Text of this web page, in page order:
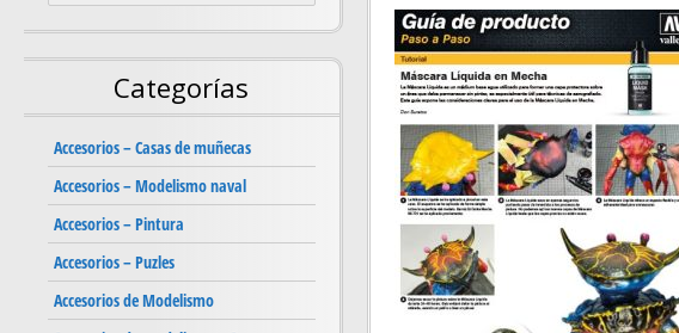
Categorías
Accesorios – Casas de muñecas
Accesorios – Modelismo naval
Accesorios – Pintura
Accesorios – Puzles
Accesorios de Modelismo